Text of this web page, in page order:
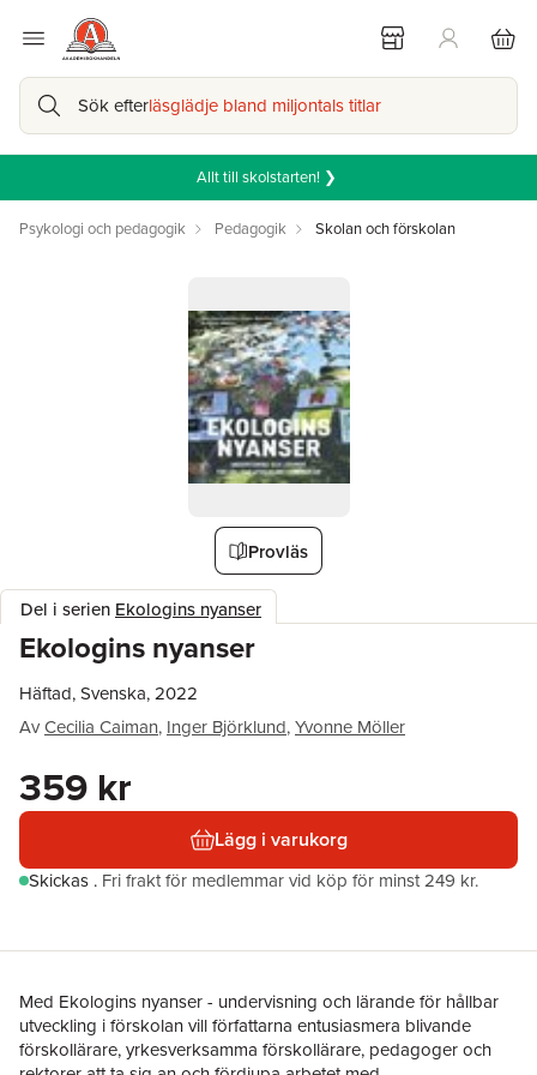
Sök efterläsglädje bland miljontals titlar
Allt till skolstarten! ❯
Psykologi och pedagogik Pedagogik Skolan och förskolan
Provläs
Del i serien Ekologins nyanser
Ekologins nyanser
Häftad, Svenska, 2022
AvCecilia Caiman, Inger Björklund,Yvonne Möller
359 kr
Lägg i varukorg
Skickas . Fri frakt för medlemmar vid köp för minst 249 kr.
Med Ekologins nyanser - undervisning och lärande för hållbar
utveckling i förskolan vill författarna entusiasmera blivande
förskollärare, yrkesverksamma förskollärare, pedagoger och